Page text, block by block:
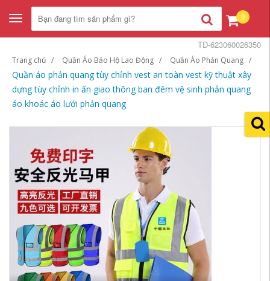
Toggle
navigation
0
Trang chủ Quần Áo Bảo Hộ Lao Động Quần Áo Phản Quang
Quần áo phản quang tùy chỉnh vest an toàn vest kỹ thuật xây
dựng tùy chỉnh in ấn giao thông ban đêm vệ sinh phản quang
áo khoác áo lưới phản quang
TD-623060026350